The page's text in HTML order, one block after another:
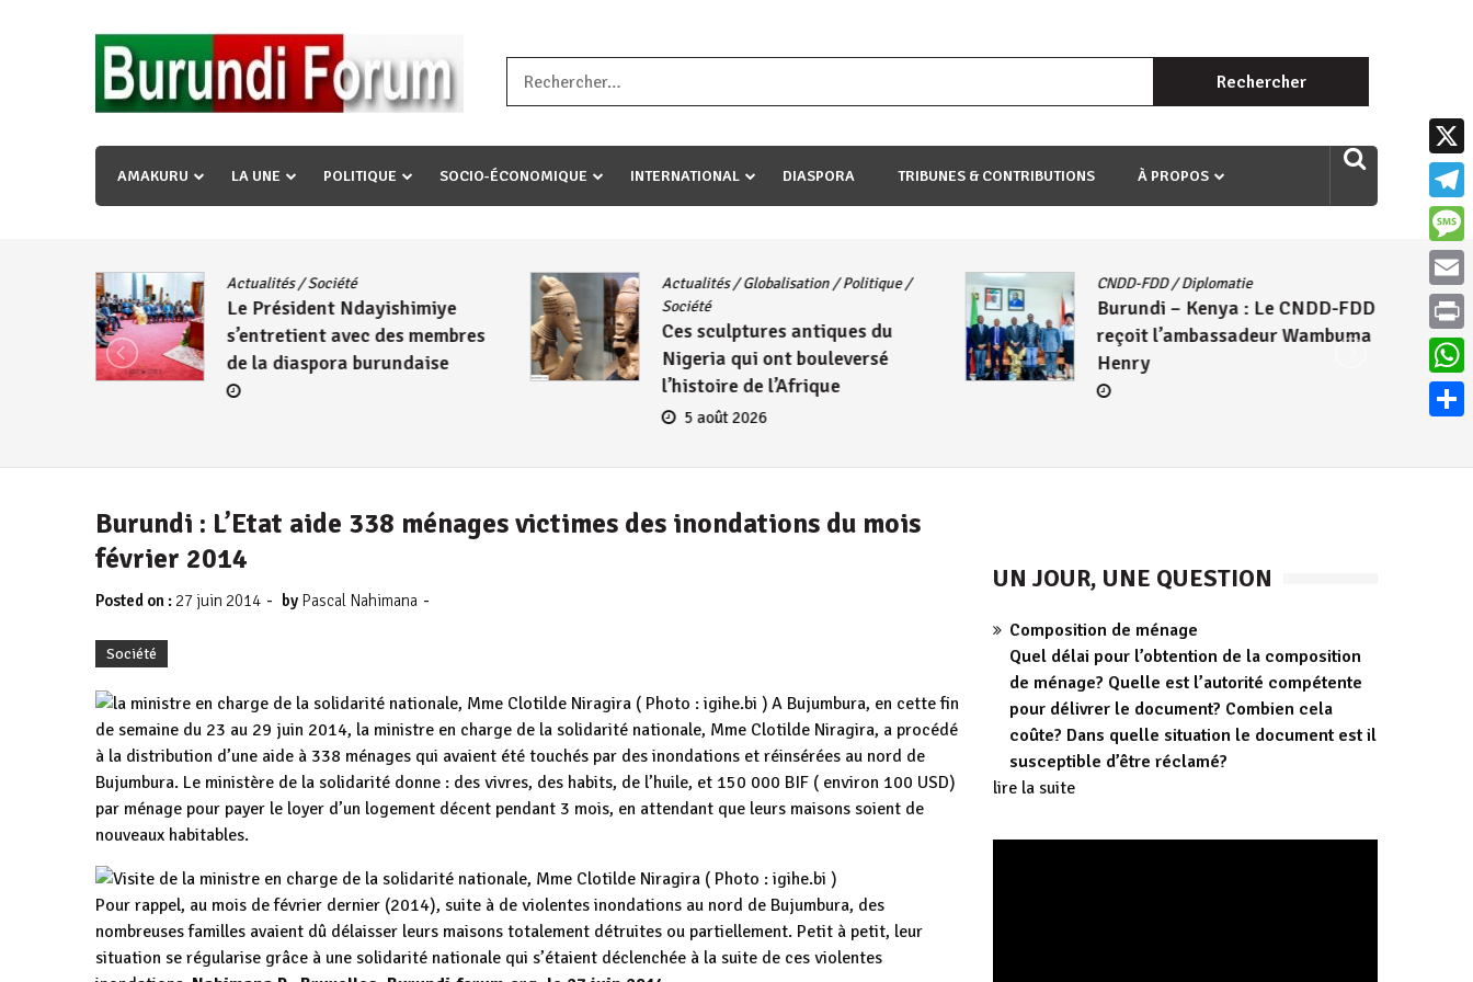
« Ingorane si ugupfa , ingorane ni ugupfa nabi ,gupfa ataco umariye umuryango wawe canke igihugu cakwibarutse .Wewe uri ngaha ndagusigiye iki kibazo : Uriko ukora iki kugira ngo
uzopfire neza umuryango n’igihugu cakwibarutse ? »
Rechercher :
AMAKURU LA UNE POLITIQUE SOCIO-ÉCONOMIQUE INTERNATIONAL DIASPORA TRIBUNES & CONTRIBUTIONS À PROPOS
Actualités/Société
Le Président Ndayishimiye
s’entretient avec des membres
de la diaspora burundaise
Actualités/Globalisation/Politique/
Société
Ces sculptures antiques du
Nigeria qui ont bouleversé
l’histoire de l’Afrique
5 août 2026
CNDD-FDD/Diplomatie
Burundi – Kenya : Le CNDD-FDD
reçoit l’ambassadeur Wambuma
Henry
Burundi : L’Etat aide 338 ménages victimes des inondations du mois
février 2014
Posted on : 27 juin 2014 - by Pascal Nahimana -
Société
A Bujumbura, en cette fin
de semaine du 23 au 29 juin 2014, la ministre en charge de la solidarité nationale, Mme Clotilde Niragira, a procédé
à la distribution d’une aide à 338 ménages qui avaient été touchés par des inondations et réinsérées au nord de
Bujumbura. Le ministère de la solidarité donne : des vivres, des habits, de l’huile, et 150 000 BIF ( environ 100 USD)
par ménage pour payer le loyer d’un logement décent pendant 3 mois, en attendant que leurs maisons soient de
nouveaux habitables.
Pour rappel, au mois de février dernier (2014), suite à de violentes inondations au nord de Bujumbura, des
nombreuses familles avaient dû délaisser leurs maisons totalement détruites ou partiellement. Petit à petit, leur
situation se régularise grâce à une solidarité nationale qui s’étaient déclenchée à la suite de ces violentes
UN JOUR, UNE QUESTION
Composition de ménage
Quel délai pour l’obtention de la composition
de ménage? Quelle est l’autorité compétente
pour délivrer le document? Combien cela
coûte? Dans quelle situation le document est il
susceptible d’être réclamé?
lire la suite
X
Email
Print